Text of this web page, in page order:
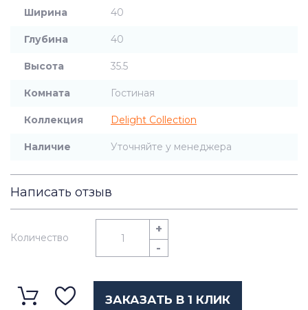
Ширина 40
Глубина 40
Высота 35.5
Комната Гостиная
Коллекция Delight Collection
Наличие Уточняйте у менеджера
Написать отзыв
Количество
+
-
ЗАКАЗАТЬ В 1 КЛИК